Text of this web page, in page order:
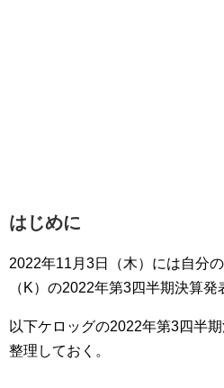
はじめに
2022年11月3日（木）には自分
（K）の2022年第3四半期決算発
以下ケロッグの2022年第3四半
整理しておく。